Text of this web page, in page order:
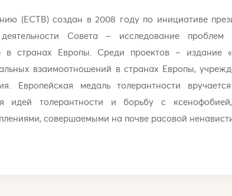
(ЕСТВ) создан в 2008 году по инициативе
Совета – исследование
в странах Европы. Среди проектов – издание
взаимоотношений в странах Европы,
Европейская медаль толерантности
толерантности и борьбу с ксенофобией,
совершаемыми на почве расовой